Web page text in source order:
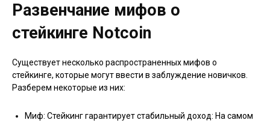
Развенчание мифов о
стейкинге Notcoin
Существует несколько распространенных мифов о
стейкинге, которые могут ввести в заблуждение новичков.
Разберем некоторые из них:
Миф: Стейкинг гарантирует стабильный доход: На самом